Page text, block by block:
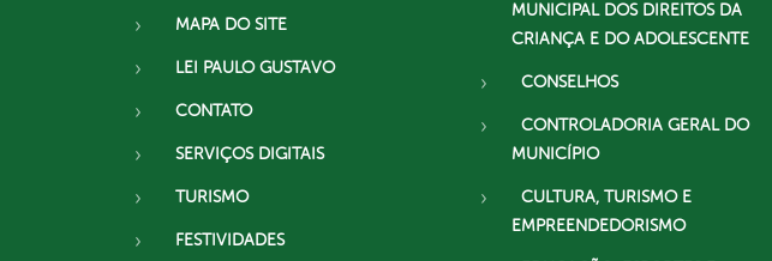
MAPA DO SITE
LEI PAULO GUSTAVO
CONTATO
SERVIÇOS DIGITAIS
TURISMO
FESTIVIDADES
MUNICIPAL DOS DIREITOS DA
CRIANÇA E DO ADOLESCENTE
CONSELHOS
CONTROLADORIA GERAL DO
MUNICÍPIO
CULTURA, TURISMO E
EMPREENDEDORISMO